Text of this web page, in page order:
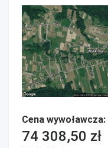
Cena wywoławcza:
74 308,50 zł